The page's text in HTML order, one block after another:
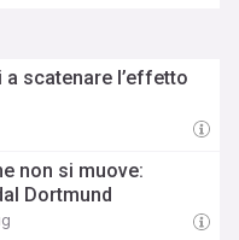
scatenare l’effetto
non si muove:
Dortmund